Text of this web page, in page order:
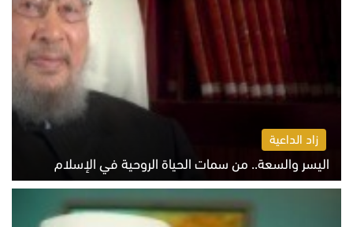
زاد الداعية
اليسر والسعة.. من سمات الحياة الروحية في الإسلام
الثلاثاء 4 أغسطس 2026 12:56 م